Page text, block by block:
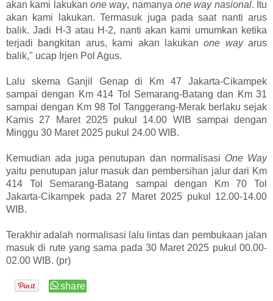
akan kami lakukan one way, namanyaone way nasional. Itu
akan kami lakukan. Termasuk juga pada saat nanti arus
balik. Jadi H-3 atau H-2, nanti akan kami umumkan ketika
terjadi bangkitan arus, kami akan lakukanone way arus
balik," ucap Irjen Pol Agus.
Lalu skema Ganjil Genap di Km 47 Jakarta-Cikampek
sampai dengan Km 414 Tol Semarang-Batang dan Km 31
sampai dengan Km 98 Tol Tanggerang-Merak berlaku sejak
Kamis 27 Maret 2025 pukul 14.00 WIB sampai dengan
Minggu 30 Maret 2025 pukul 24.00 WIB.
Kemudian ada juga penutupan dan normalisasi One Way
yaitu penutupan jalur masuk dan pembersihan jalur dari Km
414 Tol Semarang-Batang sampai dengan Km 70 Tol
Jakarta-Cikampek pada 27 Maret 2025 pukul 12.00-14.00
WIB.
Terakhir adalah normalisasi lalu lintas dan pembukaan jalan
masuk di rute yang sama pada 30 Maret 2025 pukul 00.00-
02.00 WIB. (pr)